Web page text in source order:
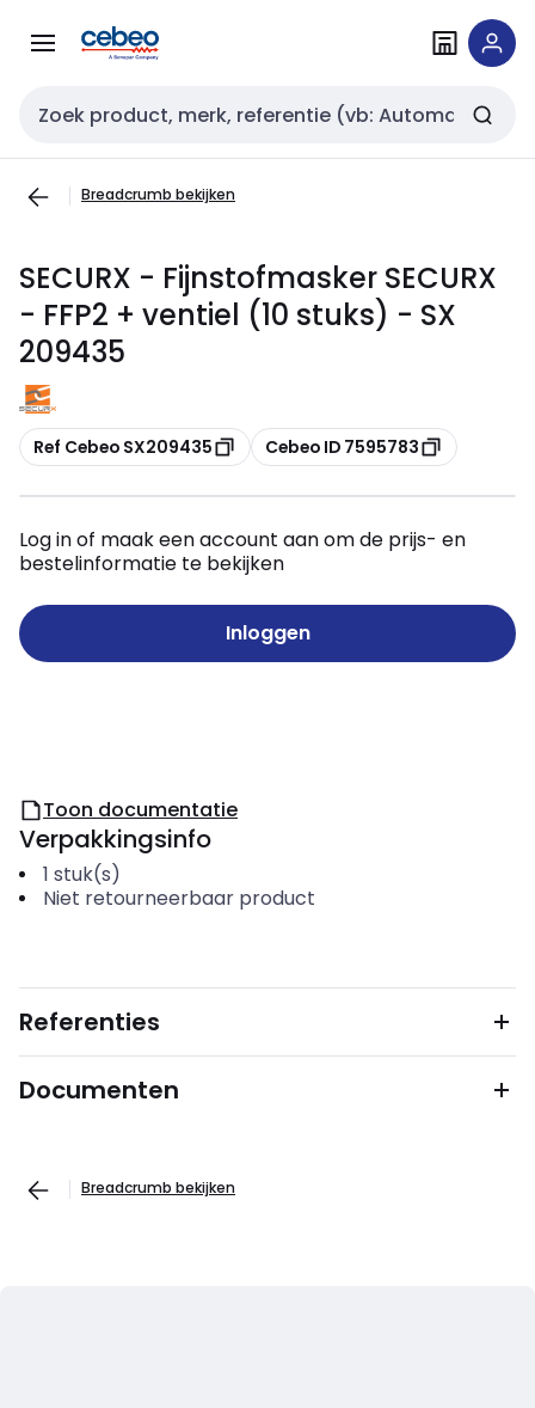
naar
naar
Zoekveld invoer
Breadcrumb bekijken
SECURX - Fijnstofmasker SECURX
- FFP2 + ventiel (10 stuks) - SX
209435
Kopiëren
Ref Cebeo SX209435 Kopiëren
Cebeo ID 7595783
Log in of maak een account aan om de prijs- en
bestelinformatie te bekijken
Inloggen
Toon documentatie
Verpakkingsinfo
1 stuk(s)
Niet retourneerbaar product
Referenties
Documenten
Breadcrumb bekijken